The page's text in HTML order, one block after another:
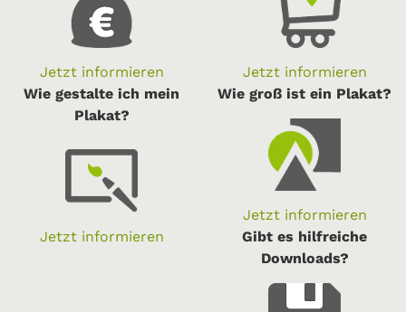
Jetzt informieren
Jetzt informieren
Wie gestalte ich mein
Plakat?
Jetzt informieren
Wie groß ist ein Plakat?
Jetzt informieren
Gibt es hilfreiche
Downloads?